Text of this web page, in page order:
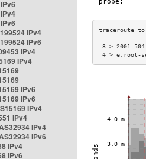
IPv4
IPv6
IPv4
IPv4
IPv6
IPv6
IPv4
IPv4
IPv4
IPv6
IPv4
IPv6
3 >
4 >